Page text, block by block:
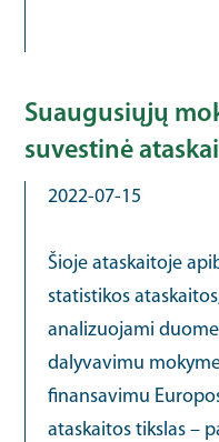
Suaugusiųjų
suvestinė
2022-07-15
Šioje ataskaitoje
statistikos
analizuojami
dalyvavimu
finansavimu
ataskaitos tikslas –